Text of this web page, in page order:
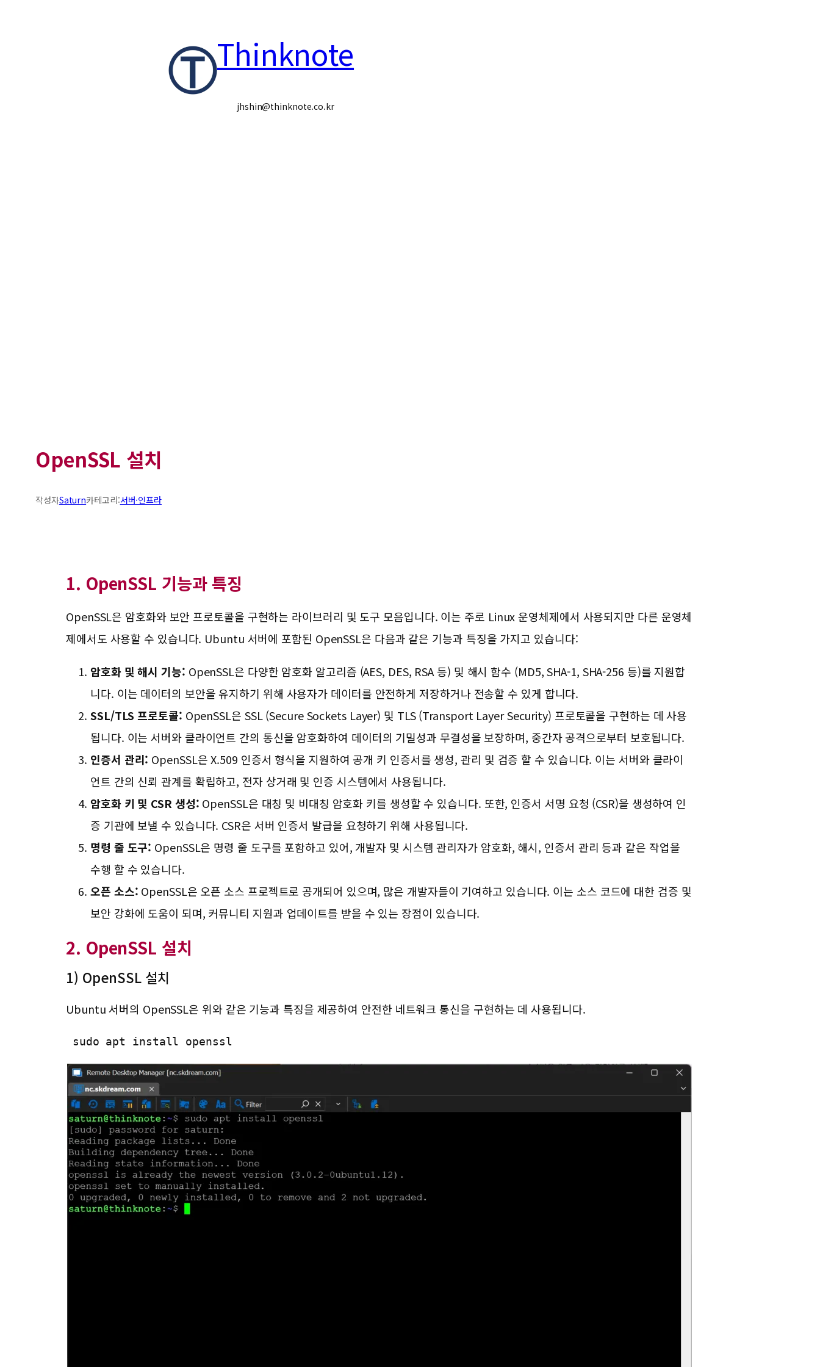
Thinknote
jhshin@thinknote.co.kr
OpenSSL 설치
작성자Saturn카테고리:서버·인프라
1. OpenSSL 기능과 특징
OpenSSL은 암호화와 보안 프로토콜을 구현하는 라이브러리 및 도구 모음입니다. 이는 주로 Linux 운영체제에서 사용되지만 다른 운영체
제에서도 사용할 수 있습니다. Ubuntu 서버에 포함된 OpenSSL은 다음과 같은 기능과 특징을 가지고 있습니다:
암호화 및 해시 기능: OpenSSL은 다양한 암호화 알고리즘 (AES, DES, RSA 등) 및 해시 함수 (MD5, SHA-1, SHA-256 등)를 지원합
니다. 이는 데이터의 보안을 유지하기 위해 사용자가 데이터를 안전하게 저장하거나 전송할 수 있게 합니다.
SSL/TLS 프로토콜: OpenSSL은 SSL (Secure Sockets Layer) 및 TLS (Transport Layer Security) 프로토콜을 구현하는 데 사용
됩니다. 이는 서버와 클라이언트 간의 통신을 암호화하여 데이터의 기밀성과 무결성을 보장하며, 중간자 공격으로부터 보호됩니다.
인증서 관리: OpenSSL은 X.509 인증서 형식을 지원하여 공개 키 인증서를 생성, 관리 및 검증 할 수 있습니다. 이는 서버와 클라이
언트 간의 신뢰 관계를 확립하고, 전자 상거래 및 인증 시스템에서 사용됩니다.
암호화 키 및 CSR 생성: OpenSSL은 대칭 및 비대칭 암호화 키를 생성할 수 있습니다. 또한, 인증서 서명 요청 (CSR)을 생성하여 인
증 기관에 보낼 수 있습니다. CSR은 서버 인증서 발급을 요청하기 위해 사용됩니다.
명령 줄 도구: OpenSSL은 명령 줄 도구를 포함하고 있어, 개발자 및 시스템 관리자가 암호화, 해시, 인증서 관리 등과 같은 작업을
수행 할 수 있습니다.
오픈 소스: OpenSSL은 오픈 소스 프로젝트로 공개되어 있으며, 많은 개발자들이 기여하고 있습니다. 이는 소스 코드에 대한 검증 및
보안 강화에 도움이 되며, 커뮤니티 지원과 업데이트를 받을 수 있는 장점이 있습니다.
2. OpenSSL 설치
1) OpenSSL 설치
Ubuntu 서버의 OpenSSL은 위와 같은 기능과 특징을 제공하여 안전한 네트워크 통신을 구현하는 데 사용됩니다.
sudo apt install openssl